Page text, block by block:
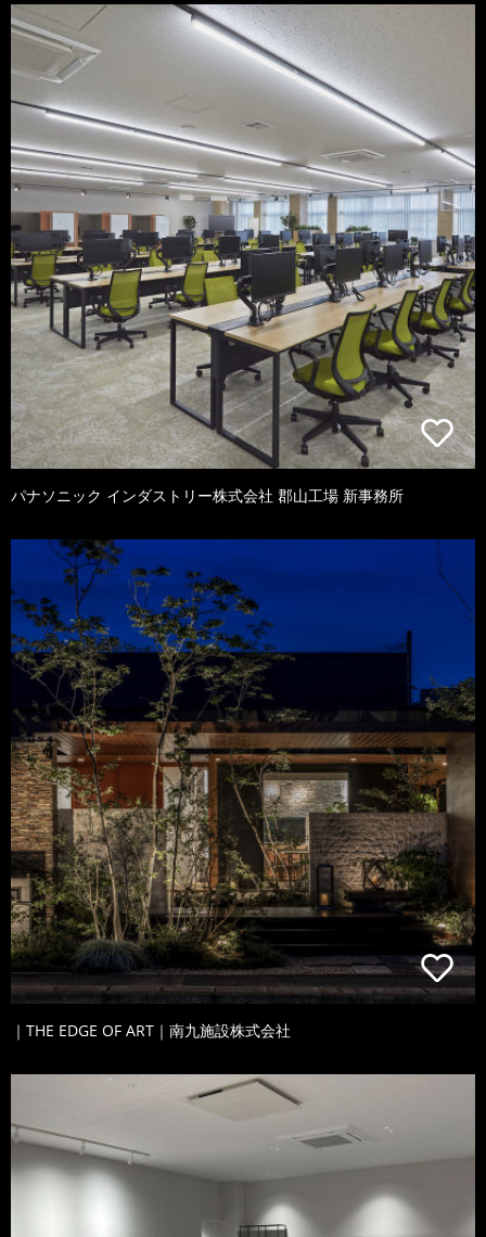
パナソニック インダストリー株式会社 郡山工場 新事務所
｜THE EDGE OF ART｜南九施設株式会社